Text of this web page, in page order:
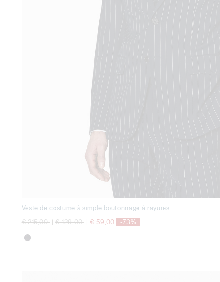
Veste de costume à simple boutonnage à rayures
Prix réduit de
€ 215,00à| Prix réduit de
€ 129,00à| € 59,00 -73%